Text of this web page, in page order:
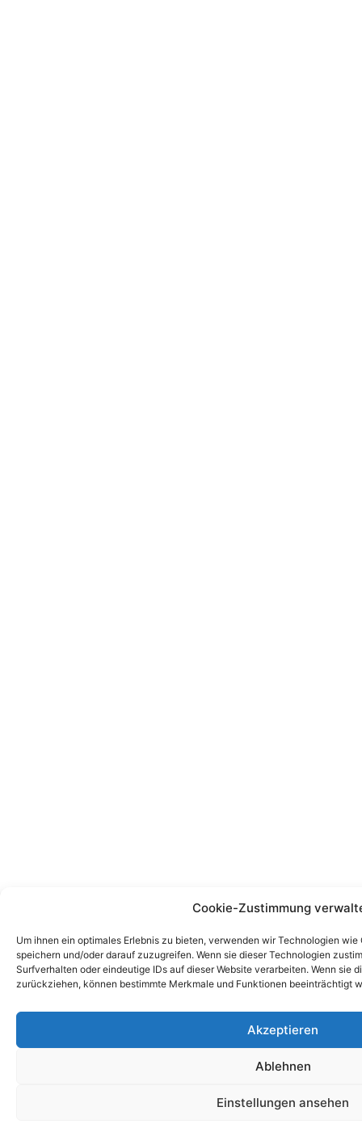
Cookie-Zustimmung
Um ihnen ein optimales Erlebnis zu bieten, verwenden wir Technologien
speichern und/oder darauf zuzugreifen. Wenn sie dieser Technologien
Surfverhalten oder eindeutige IDs auf dieser Website verarbeiten. Wenn sie
zurückziehen, können bestimmte Merkmale und Funktionen beeinträchtigt
Akzeptieren
Ablehnen
Einstellungen ansehen